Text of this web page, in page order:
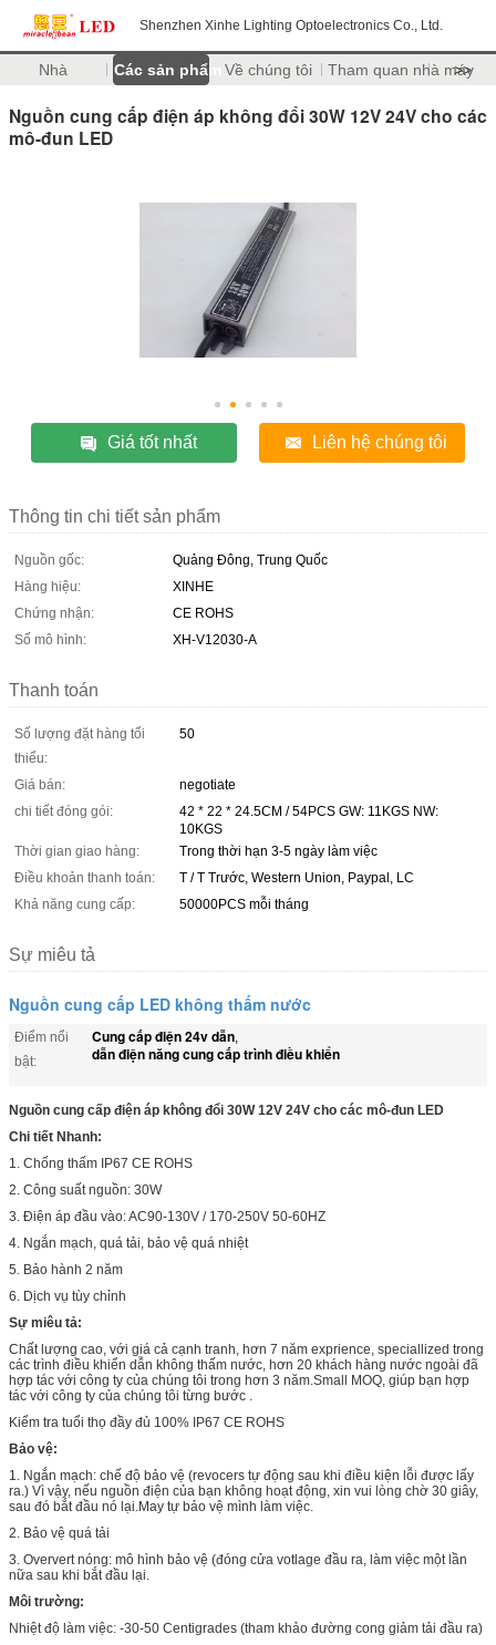
Shenzhen Xinhe Lighting Optoelectronics Co., Ltd.
Nhà Các sản phẩm Về chúng tôi Tham quan nhà máy
>>
Nguồn cung cấp điện áp không đổi 30W 12V 24V cho các
mô-đun LED
Giá tốt nhất Liên hệ chúng tôi
Thông tin chi tiết sản phẩm
Nguồn gốc:
Quảng Đông, Trung Quốc
Hàng hiệu:
XINHE
Chứng nhận:
CE ROHS
Số mô hình:
XH-V12030-A
Thanh toán
Số lượng đặt hàng tối
thiểu:
50
Giá bán:
negotiate
chi tiết đóng gói:
42 * 22 * ​​24.5CM / 54PCS GW: 11KGS NW:
10KGS
Thời gian giao hàng:
Trong thời hạn 3-5 ngày làm việc
Điều khoản thanh toán:
T / T Trước, Western Union, Paypal, LC
Khả năng cung cấp:
50000PCS mỗi tháng
Sự miêu tả
Nguồn cung cấp LED không thấm nước
Điểm nổi
bật:
Cung cấp điện 24v dẫn,
dẫn điện năng cung cấp trình điều khiển
Nguồn cung cấp điện áp không đổi 30W 12V 24V cho các mô-đun LED
Chi tiết Nhanh:
1. Chống thấm IP67 CE ROHS
2. Công suất nguồn: 30W
3. Điện áp đầu vào: AC90-130V / 170-250V 50-60HZ
4. Ngắn mạch, quá tải, bảo vệ quá nhiệt
5. Bảo hành 2 năm
6. Dịch vụ tùy chỉnh
Sự miêu tả:
Chất lượng cao, với giá cả cạnh tranh, hơn 7 năm exprience, speciallized trong
các trình điều khiển dẫn không thấm nước, hơn 20 khách hàng nước ngoài đã
hợp tác với công ty của chúng tôi trong hơn 3 năm.Small MOQ, giúp bạn hợp
tác với công ty của chúng tôi từng bước .
Kiểm tra tuổi thọ đầy đủ 100% IP67 CE ROHS
Bảo vệ:
1. Ngắn mạch: chế độ bảo vệ (revocers tự động sau khi điều kiện lỗi được lấy
ra.) Vì vậy, nếu nguồn điện của bạn không hoạt động, xin vui lòng chờ 30 giây,
sau đó bắt đầu nó lại.May tự bảo vệ mình làm việc.
2. Bảo vệ quá tải
3. Oververt nóng: mô hình bảo vệ (đóng cửa votlage đầu ra, làm việc một lần
nữa sau khi bắt đầu lại.
Môi trường:
Nhiệt độ làm việc: -30-50 Centigrades (tham khảo đường cong giảm tải đầu ra)